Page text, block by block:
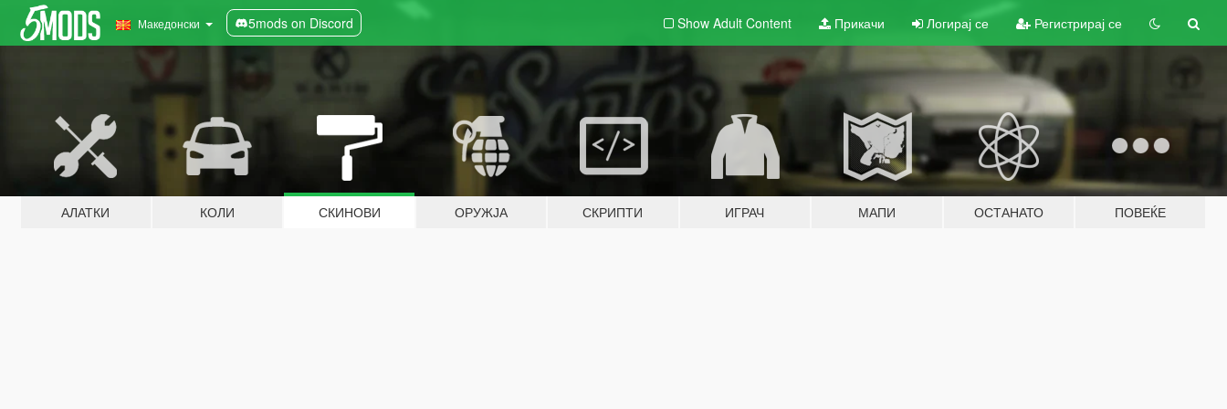
Македонски 5mods on Discord Show Adult Content Прикачи Логирај се Регистрирај се
АЛАТКИ КОЛИ СКИНОВИ ОРУЖЈА СКРИПТИ ИГРАЧ МАПИ ОСТАНАТО ПОВЕЌЕ